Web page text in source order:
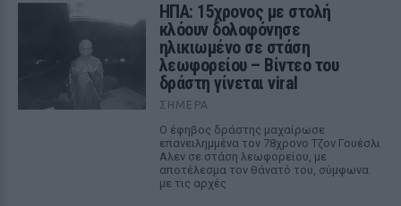
ΗΠΑ: 15χρονος με στολή
κλόουν δολοφόνησε
ηλικιωμένο σε στάση
λεωφορείου – Βίντεο του
δράστη γίνεται viral
ΣΉΜΕΡΑ
Ο έφηβος δράστης μαχαίρωσε
επανειλημμένα τον 78χρονο Τζον Γουέσλι
Αλεν σε στάση λεωφορείου, με
αποτέλεσμα τον θάνατό του, σύμφωνα
με τις αρχές